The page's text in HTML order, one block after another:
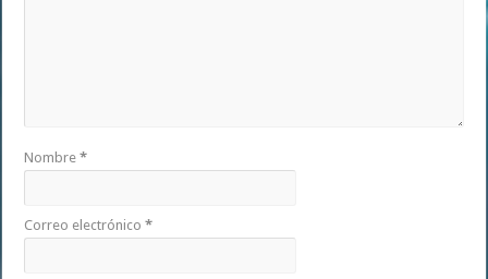
Nombre*
Correo electrónico*